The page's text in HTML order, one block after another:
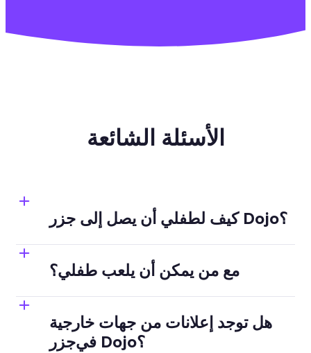
الأسئلة الشائعة
كيف لطفلي أن يصل إلى جزر Dojo؟
(انقر على اسم الملف الشخصي الخاص
بك داخل
التطبيق)
مع من يمكن أن يلعب طفلي؟
هل توجد إعلانات من جهات خارجية
في جزر Dojo؟